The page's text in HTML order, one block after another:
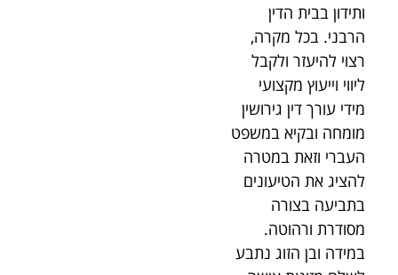
ותידון בבית הדין
הרבני. בכל מקרה,
רצוי להיעזר ולקבל
ליווי וייעוץ מקצועי
מידי עורך דין גירושין
מומחה ובקיא במשפט
העברי וזאת במטרה
להציג את הטיעונים
בתביעה בצורה
מסודרת ורהוטה.
במידה ובן הזוג נתבע